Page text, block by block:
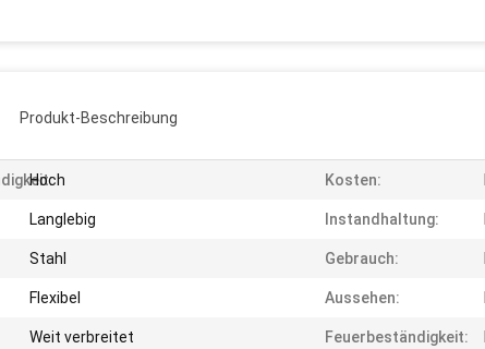
Produkt-Beschreibung
Hoch Kosten:
Langlebig Instandhaltung:
Stahl Gebrauch:
Flexibel Aussehen:
Weit verbreitet Feuerbeständigkeit: